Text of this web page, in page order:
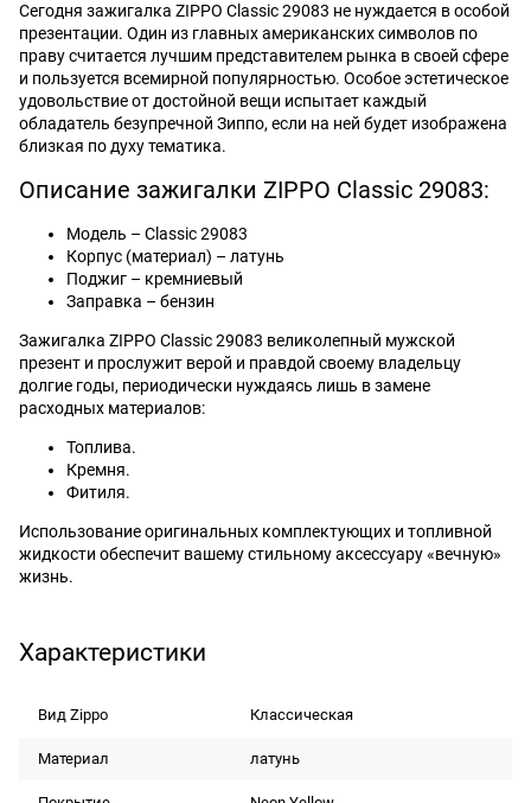
Сегодня зажигалка ZIPPO Classic 29083 не нуждается в особой
презентации. Один из главных американских символов по
праву считается лучшим представителем рынка в своей сфере
и пользуется всемирной популярностью. Особое эстетическое
удовольствие от достойной вещи испытает каждый
обладатель безупречной Зиппо, если на ней будет изображена
близкая по духу тематика.
Описание зажигалки ZIPPO Classic 29083:
Модель – Classic 29083
Корпус (материал) – латунь
Поджиг – кремниевый
Заправка – бензин
Зажигалка ZIPPO Classic 29083 великолепный мужской
презент и прослужит верой и правдой своему владельцу
долгие годы, периодически нуждаясь лишь в замене
расходных материалов:
Топлива.
Кремня.
Фитиля.
Использование оригинальных комплектующих и топливной
жидкости обеспечит вашему стильному аксессуару «вечную»
жизнь.
Характеристики
Вид Zippo Классическая
Материал латунь